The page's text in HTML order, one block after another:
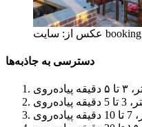
عکس از: سایت booking
دسترسی به جاذبه‌ها